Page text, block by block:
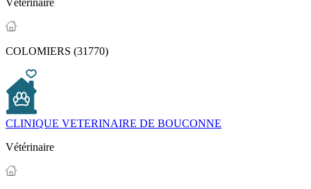
Vétérinaire
COLOMIERS (31770)
CLINIQUE VETERINAIRE DE BOUCONNE
Vétérinaire